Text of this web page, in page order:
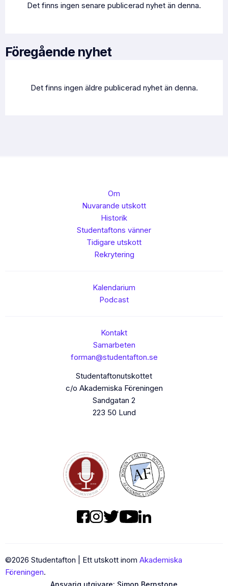
Föregående nyhet
Det finns ingen äldre publicerad nyhet än denna.
Det finns ingen senare publicerad nyhet än denna.
Om
Nuvarande utskott
Historik
Studentaftons vänner
Tidigare utskott
Rekrytering
Kalendarium
Podcast
Kontakt
Samarbeten
forman@studentafton.se
Studentaftonutskottet
c/o Akademiska Föreningen
Sandgatan 2
223 50 Lund
©2026 Studentafton | Ett utskott inom Akademiska
Föreningen.
Ansvarig utgivare: Simon Bernstone